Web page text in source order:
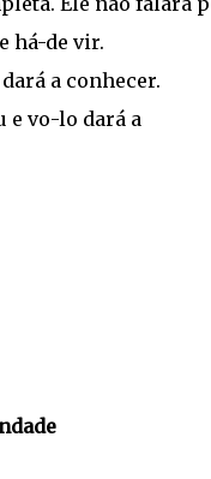
há-de vir.
a conhecer.
e vo-lo dará a